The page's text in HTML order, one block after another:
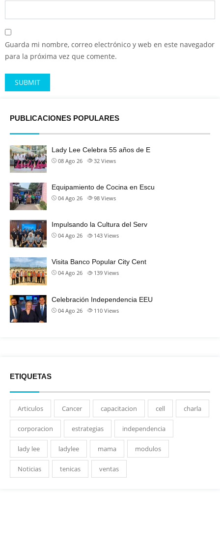
Guarda mi nombre, correo electrónico y web en este navegador
para la próxima vez que comente.
PUBLICACIONES POPULARES
Lady Lee Celebra 55 años de E
08 Ago 26 32 Views
Equipamiento de Cocina en Escu
04 Ago 26 98 Views
Impulsando la Cultura del Serv
04 Ago 26 143 Views
Visita Banco Popular City Cent
04 Ago 26 139 Views
Celebración Independencia EEU
04 Ago 26 110 Views
ETIQUETAS
Articulos Cancer capacitacion cell charla
corporacion estrategias independencia
lady lee ladylee mama modulos
Noticias tenicas ventas